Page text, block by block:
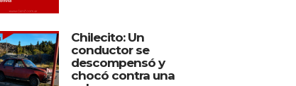
Chilecito: Un
conductor se
descompensó y
chocó contra una